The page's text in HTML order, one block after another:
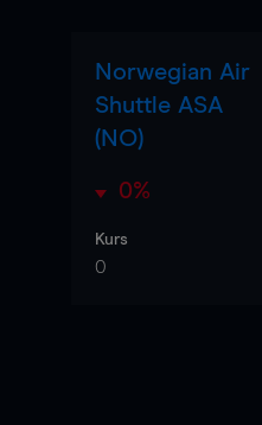
Norwegian Air
Shuttle ASA
(NO)
0%
Kurs
0